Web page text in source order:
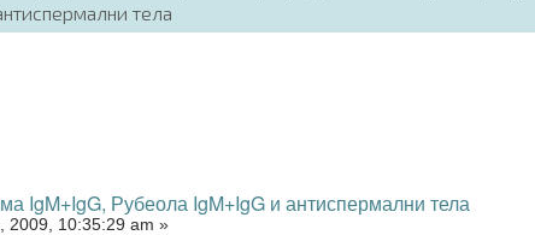
тела
IgM+IgG, Рубеола IgM+IgG и антиспермални тела
2009, 10:35:29 am »